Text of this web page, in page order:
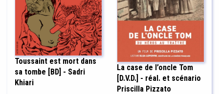
Toussaint est mort dans
sa tombe [BD] - Sadri
Khiari
La case de l’oncle Tom
[D.V.D.] - réal. et scénario
Priscilla Pizzato